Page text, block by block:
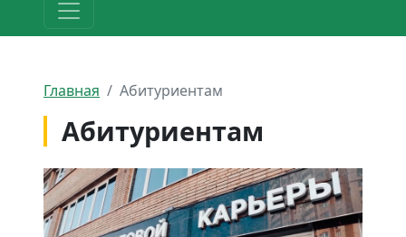
Главная Абитуриентам
Абитуриентам